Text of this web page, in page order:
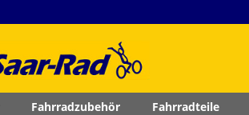
Fahrradzubehör Fahrradteile